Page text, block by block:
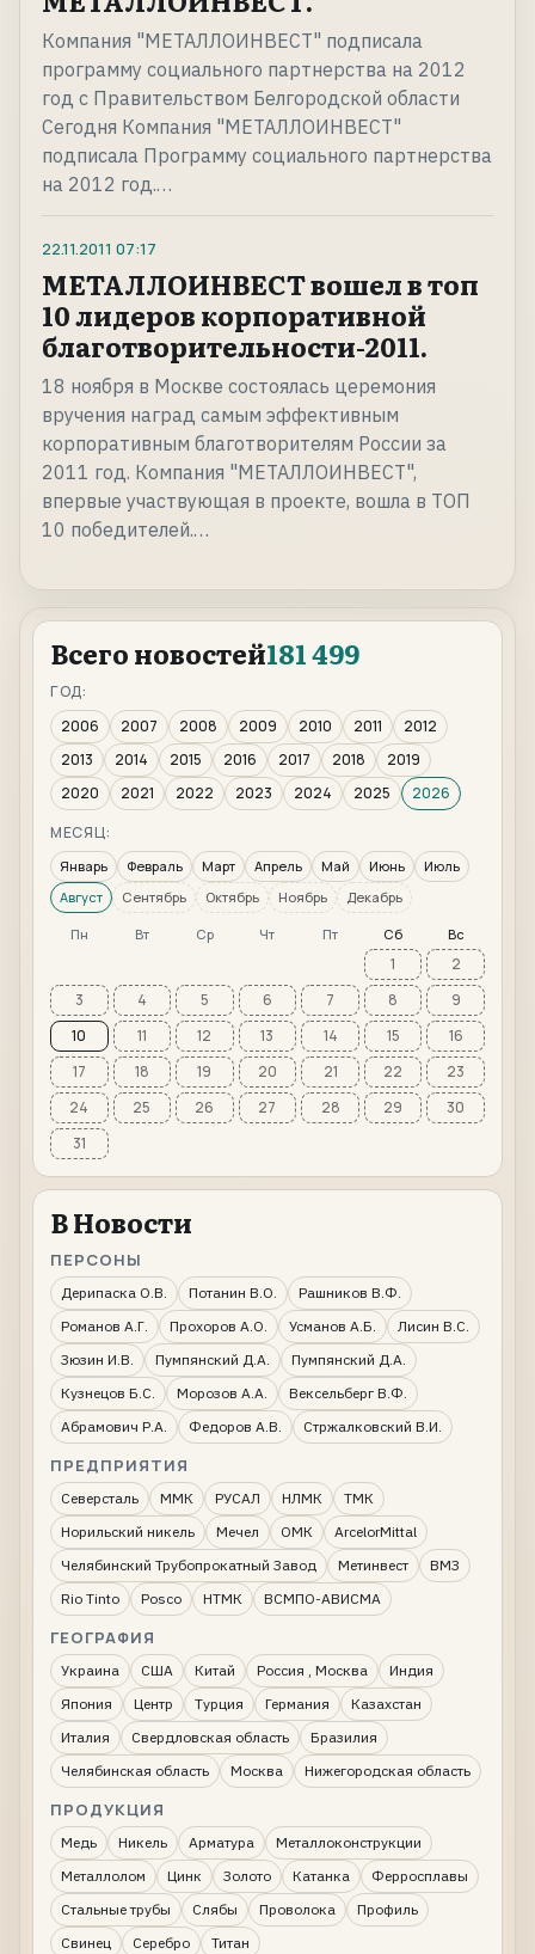
Компания "МЕТАЛЛОИНВЕСТ" подписала
программу социального партнерства на 2012
год с Правительством Белгородской области
Сегодня Компания "МЕТАЛЛОИНВЕСТ"
подписала Программу социального партнерства
на 2012 год.…
22.11.2011 07:17
МЕТАЛЛОИНВЕСТ вошел в топ
10 лидеров корпоративной
благотворительности-2011.
18 ноября в Москве состоялась церемония
вручения наград самым эффективным
корпоративным благотворителям России за
2011 год. Компания "МЕТАЛЛОИНВЕСТ",
впервые участвующая в проекте, вошла в ТОП
10 победителей.…
Всего новостей181 499
ГОД:
2006
2007 2008 2009 2010 2011
2012
2013
2014 2015 2016 2017 2018
2019
2020
2021 2022 2023 2024 2025
2026
МЕСЯЦ:
Январь Февраль Март Апрель Май Июнь
Июль
Август
Сентябрь Октябрь Ноябрь Декабрь
Пн Вт Ср Чт Пт Сб Вс
1
2
3
4 5 6 7 8
9
10
11 12 13 14 15
16
17
18 19 20 21 22
23
24
25 26 27 28 29
30
31
В Новости
ПЕРСОНЫ
Дерипаска О.В. Потанин В.О.
Рашников В.Ф.
Романов А.Г.
Прохоров А.О. Усманов А.Б.
Лисин В.С.
Зюзин И.В.
Пумпянский Д.А.
Пумпянский Д.А.
Кузнецов Б.С.
Морозов А.А.
Вексельберг В.Ф.
Абрамович Р.А.
Федоров А.В. Стржалковский В.И.
ПРЕДПРИЯТИЯ
Северсталь ММК РУСАЛ НЛМК
ТМК
Норильский никель
Мечел ОМК
ArcelorMittal
Челябинский Трубопрокатный Завод
Метинвест
ВМЗ
Rio Tinto
Posco НТМК ВСМПО-АВИСМА
ГЕОГРАФИЯ
Украина США Китай Россия , Москва
Индия
Япония
Центр Турция Германия
Казахстан
Италия
Свердловская область
Бразилия
Челябинская область
Москва Нижегородская область
ПРОДУКЦИЯ
Медь Никель Арматура
Металлоконструкции
Металлолом
Цинк Золото Катанка
Ферросплавы
Стальные трубы
Слябы Проволока
Профиль
Свинец
Серебро Титан